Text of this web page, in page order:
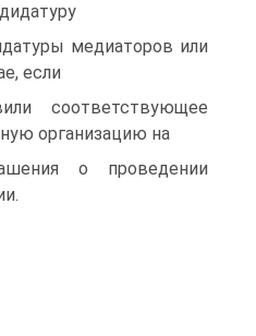
медиаторов или
если
соответствующее
организацию на
о проведении